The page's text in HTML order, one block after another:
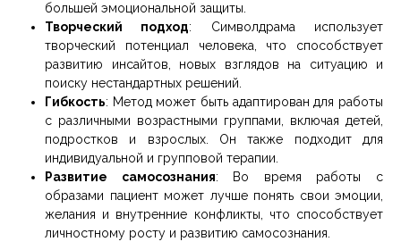
большей эмоциональной защиты.
Творческий подход: Символдрама использует
творческий потенциал человека, что способствует
развитию инсайтов, новых взглядов на ситуацию и
поиску нестандартных решений.
Гибкость: Метод может быть адаптирован для работы
с различными возрастными группами, включая детей,
подростков и взрослых. Он также подходит для
индивидуальной и групповой терапии.
Развитие самосознания: Во время работы с
образами пациент может лучше понять свои эмоции,
желания и внутренние конфликты, что способствует
личностному росту и развитию самосознания.